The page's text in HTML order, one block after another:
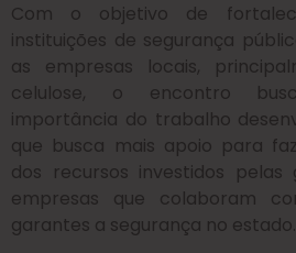
Com o objetivo de
instituições de segurança
as empresas locais,
celulose, o encontro
importância do trabalho
que busca mais apoio para
dos recursos investidos pelas
empresas que colaboram
garantes a segurança no estado.